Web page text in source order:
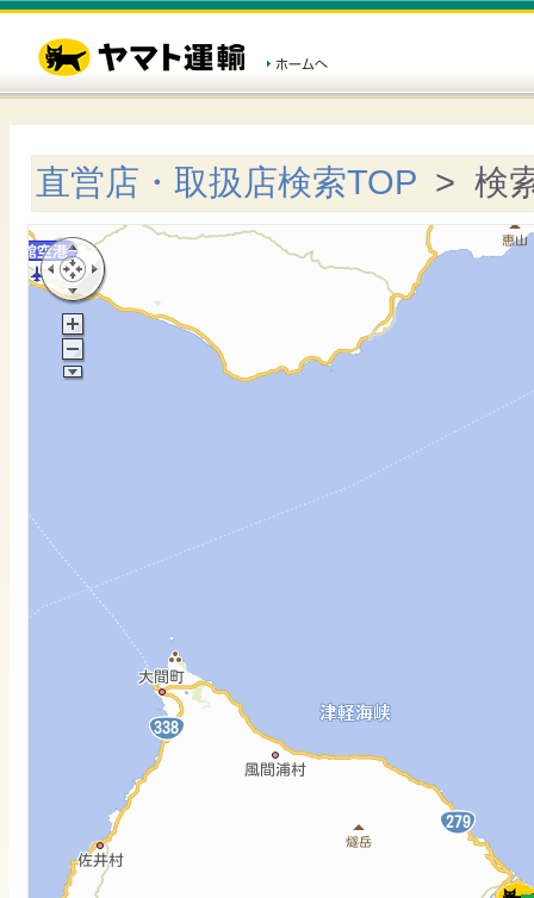
直営店・取扱店検索TOP > 検